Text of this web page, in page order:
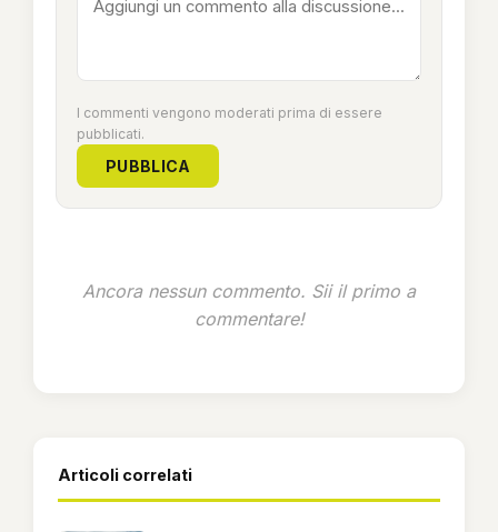
I commenti vengono moderati prima di essere
pubblicati.
PUBBLICA
Ancora nessun commento. Sii il primo a
commentare!
Articoli correlati